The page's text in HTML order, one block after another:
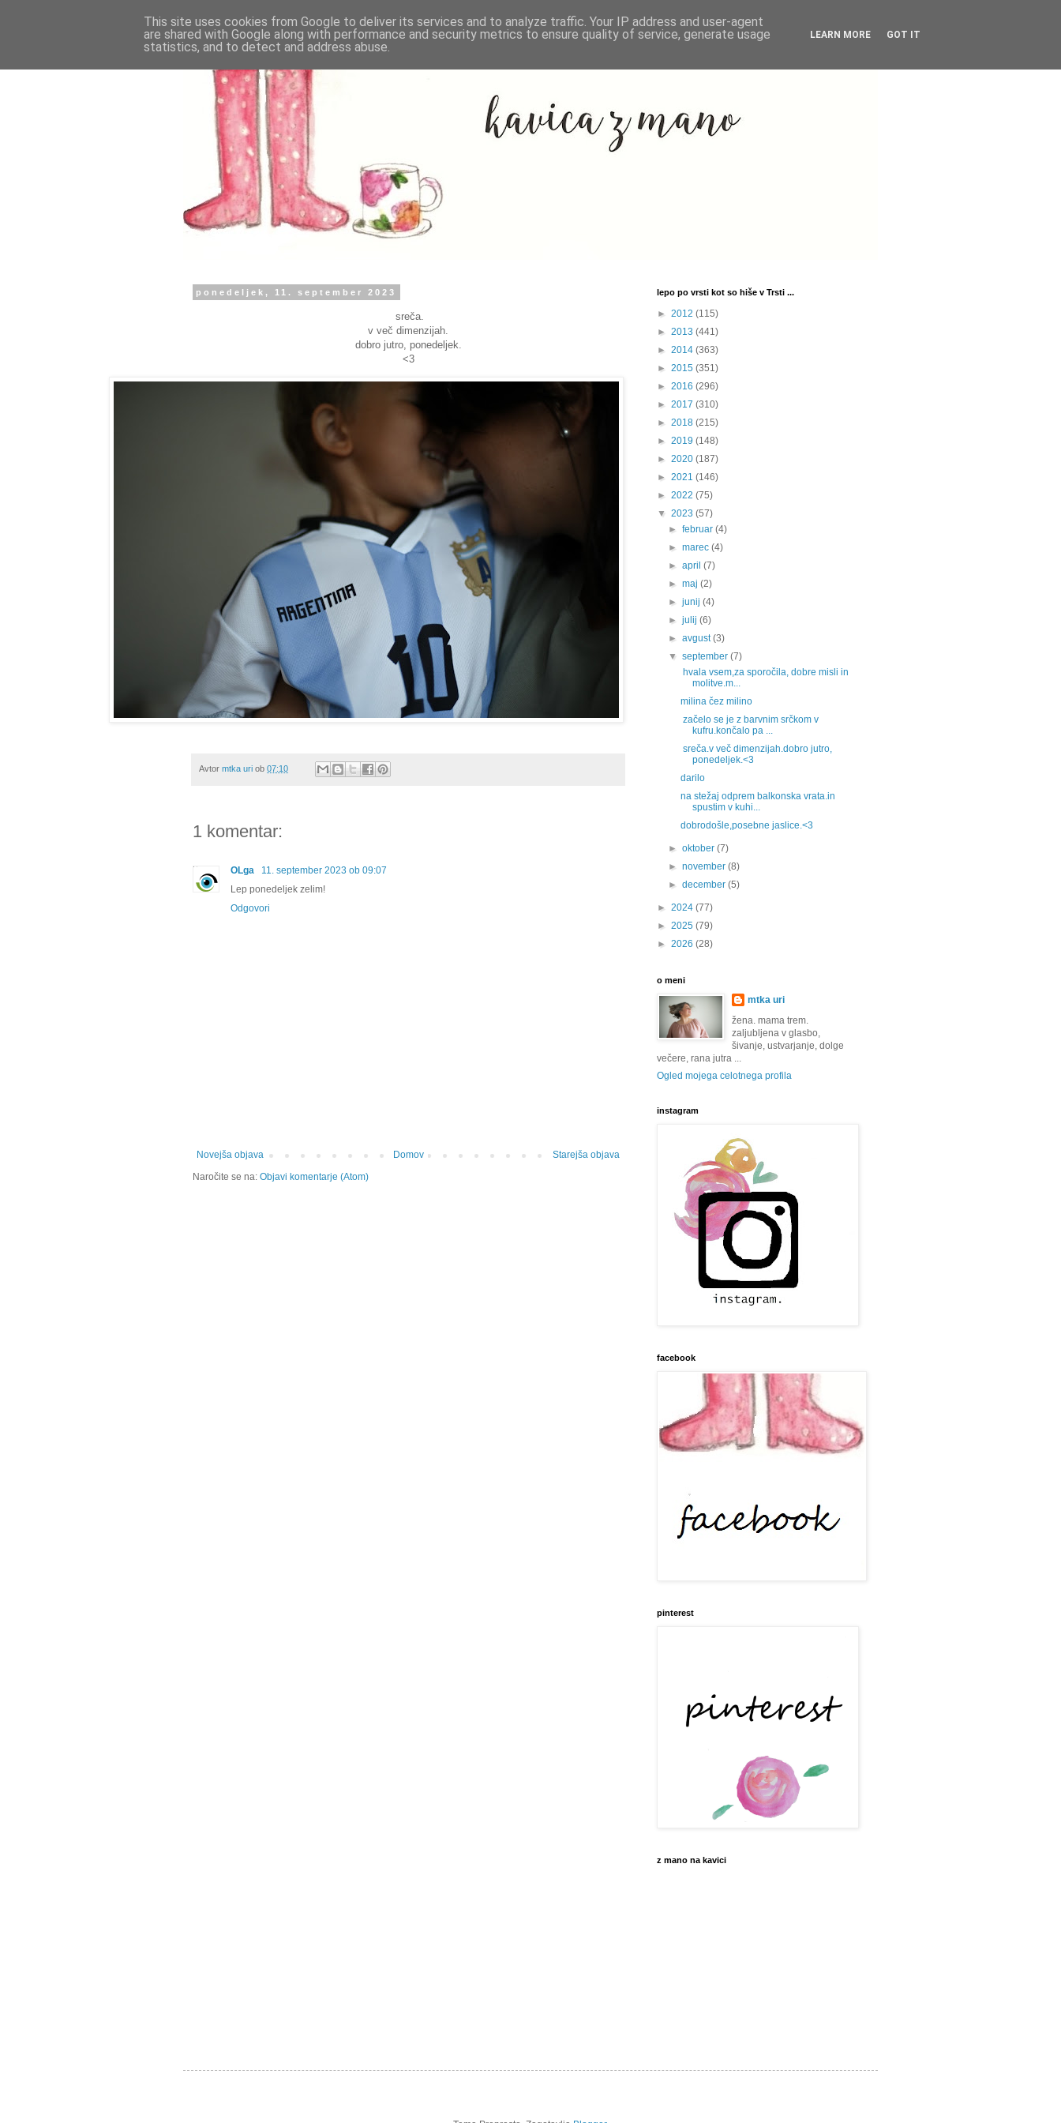
ponedeljek, 11. september 2023
sreča.
v več dimenzijah.
dobro jutro, ponedeljek.
<3
Avtor mtka uri ob 07:10
1 komentar:
OLga
11. september 2023 ob 09:07
Lep ponedeljek zelim!
Odgovori
Novejša objava Starejša objava
Domov
Naročite se na: Objavi komentarje (Atom)
lepo po vrsti kot so hiše v Trsti ...
► 2012 (115)
► 2013 (441)
► 2014 (363)
► 2015 (351)
► 2016 (296)
► 2017 (310)
► 2018 (215)
► 2019 (148)
► 2020 (187)
► 2021 (146)
► 2022 (75)
▼ 2023 (57)
►februar(4)
►marec(4)
►april(7)
►maj(2)
►junij(4)
►julij(6)
►avgust(3)
▼september(7)
hvala vsem,za sporočila, dobre misli in
molitve.m...
milina čez milino
začelo se je z barvnim srčkom v
kufru.končalo pa ...
sreča.v več dimenzijah.dobro jutro,
ponedeljek.<3
darilo
na stežaj odprem balkonska vrata.in
spustim v kuhi...
dobrodošle,posebne jaslice.<3
►oktober(7)
►november(8)
►december(5)
► 2024 (77)
► 2025 (79)
► 2026 (28)
o meni
mtka uri
žena. mama trem.
zaljubljena v glasbo,
šivanje, ustvarjanje, dolge
večere, rana jutra ...
Ogled mojega celotnega profila
instagram
facebook
pinterest
z mano na kavici
This site uses cookies from Google to deliver its services and to analyze traffic. Your IP address and user-agent
are shared with Google along with performance and security metrics to ensure quality of service, generate usage
statistics, and to detect and address abuse.
LEARN MORE GOT IT